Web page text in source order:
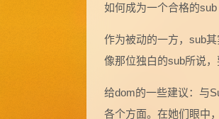
如何成为一个合格的sub
作为被动的一方，sub
像那位独白的sub所说
给dom的一些建议：与
各个方面。在她们眼中